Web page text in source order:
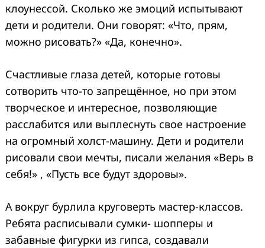
клоунессой. Сколько же эмоций испытывают
дети и родители. Они говорят: «Что, прям,
можно рисовать?» «Да, конечно».
Счастливые глаза детей, которые готовы
сотворить что-то запрещённое, но при этом
творческое и интересное, позволяющие
расслабится или выплеснуть свое настроение
на огромный холст-машину. Дети и родители
рисовали свои мечты, писали желания «Верь в
себя!» , «Пусть все будут здоровы».
А вокруг бурлила круговерть мастер-классов.
Ребята расписывали сумки- шопперы и
забавные фигурки из гипса, создавали